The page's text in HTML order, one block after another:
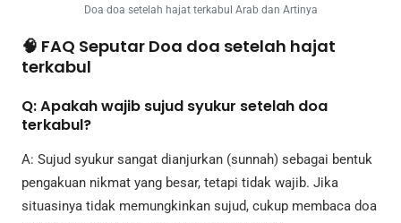
Doa doa setelah hajat terkabul Arab dan Artinya
🧠 FAQ Seputar Doa doa setelah hajat
terkabul
Q: Apakah wajib sujud syukur setelah doa
terkabul?
A: Sujud syukur sangat dianjurkan (sunnah) sebagai bentuk
pengakuan nikmat yang besar, tetapi tidak wajib. Jika
situasinya tidak memungkinkan sujud, cukup membaca doa